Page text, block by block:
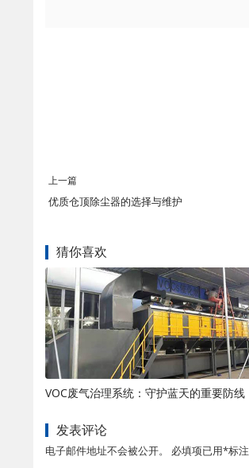
上一篇
优质仓顶除尘器的选择与维护
猜你喜欢
VOC废气治理系统：守护蓝天的重要防线
发表评论
电子邮件地址不会被公开。 必填项已用*标注